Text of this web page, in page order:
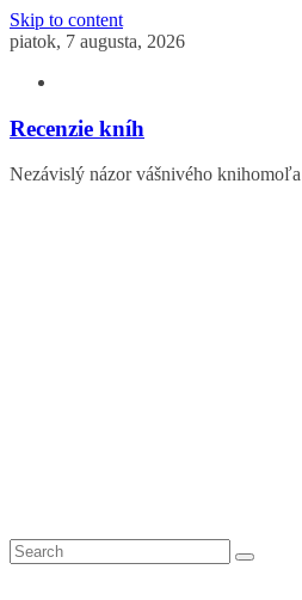
Skip to content
piatok, 7 augusta, 2026
Recenzie kníh
Nezávislý názor vášnivého knihomoľa